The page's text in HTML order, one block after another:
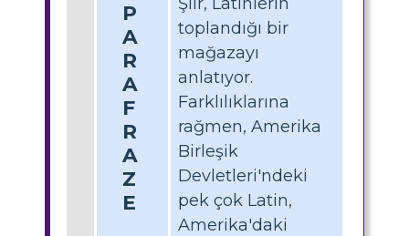
P
A
R
A
F
R
A
Z
E
toplandığı bir
mağazayı
anlatıyor.
Farklılıklarına
rağmen, Amerika
Birleşik
Devletleri'ndeki
pek çok Latin,
Amerika'daki